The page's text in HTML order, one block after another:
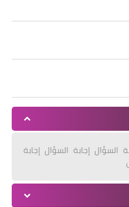
السؤال إجابة السؤال إجابة